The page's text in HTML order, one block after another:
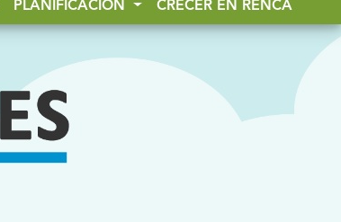
PLANIFICACIÓN CRECER EN RENCA